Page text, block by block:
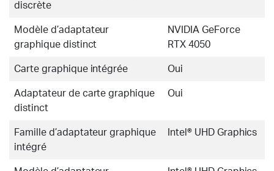
discrète
Modèle d’adaptateur
graphique distinct
NVIDIA GeForce
RTX 4050
Carte graphique intégrée Oui
Adaptateur de carte graphique
distinct
Oui
Famille d’adaptateur graphique
intégré
Intel® UHD Graphics